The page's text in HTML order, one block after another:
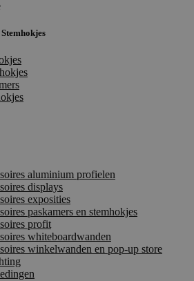
aluminium profielen
displays
exposities
paskamers en stemhokjes
profit
whiteboardwanden
winkelwanden en pop-up store